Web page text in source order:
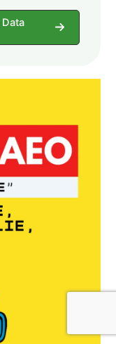
Data